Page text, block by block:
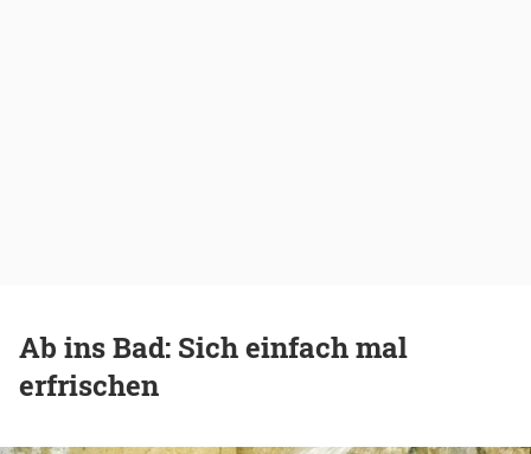
Ab ins Bad: Sich einfach mal
erfrischen